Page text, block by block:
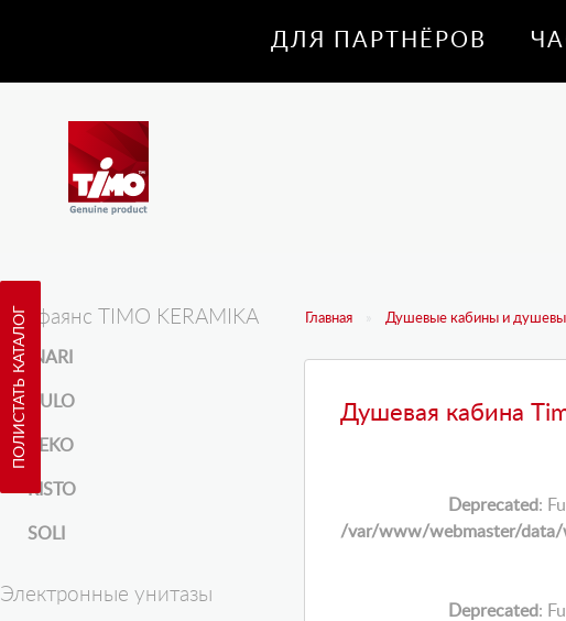
ДЛЯ ПАРТНЁРОВ
ПОЛИСТАТЬ КАТАЛОГ Главная Душевые кабины и
Душевая кабина
Deprecated:
/var/www/webmaster/data/
Deprecated:
Санфаянс TIMO KERAMIKA
INARI
KULO
REKO
RISTO
SOLI
Электронные унитазы